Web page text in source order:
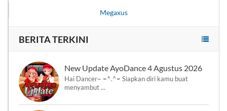
Megaxus
BERITA TERKINI
New Update AyoDance 4 Agustus 2026
Hai Dancer~ =^.^= Siapkan diri kamu buat
menyambut ...